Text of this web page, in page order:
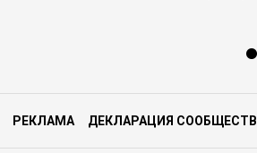
РЕКЛАМА ДЕКЛАРАЦИЯ